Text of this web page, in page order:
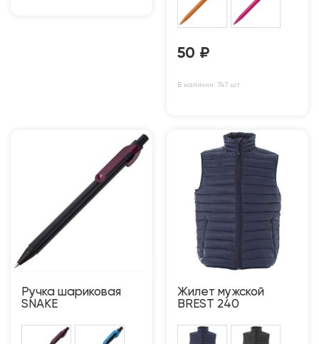
50 ₽
В наличии: 747 шт
Ручка шариковая
SNAKE
Жилет мужской
BREST 240